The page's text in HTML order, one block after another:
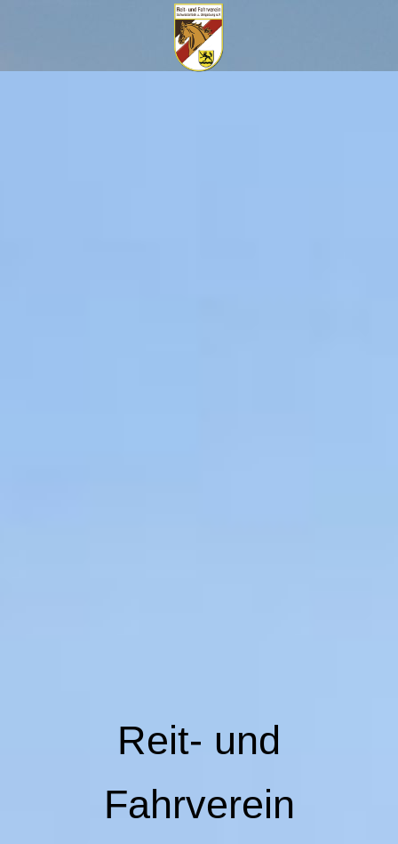
Reit- und
Fahrverein